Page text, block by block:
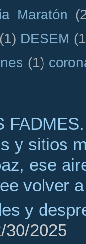
Maratón
(1) DESEM
(1)
y sitios
ese
volver
y
30/2025